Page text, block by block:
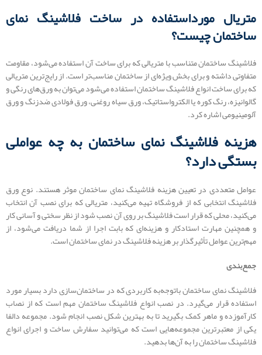
متریال مورداستفاده در ساخت فلاشینگ نمای
ساختمان چیست؟
فلاشینگ ساختمان متناسب با متریالی که برای ساخت آن استفاده می‌شود، مقاومت
متفاوتی داشته و برای بخش ویژه‌ای از ساختمان مناسب‌تر است. از رایج‌ترین متریالی
که برای ساخت انواع فلاشینگ ساختمان استفاده می‌شود می‌توان به ورق‌های رنگی و
گالوانیزه، رنگ کوره یا الکترواستاتیک، ورق سیاه روغنی، ورق فولادی ضدزنگ و ورق
آلومینیومی اشاره کرد.
هزینه فلاشینگ نمای ساختمان به چه عواملی
بستگی دارد؟
عوامل متعددی در تعیین هزینه فلاشینگ نمای ساختمان موثر هستند. نوع ورق
فلاشینگ انتخابی که از فروشگاه تهیه می‌کنید، متریالی که برای نصب آن انتخاب
می‌کنید، محلی که قرار است فلاشینگ بر روی آن نصب شود از نظر سختی و آسانی کار
و همچنین مهارت استادکار و هزینه‌ای که بابت اجرا از شما دریافت می‌شود، از
مهم‌ترین عوامل تأثیرگذار بر هزینه فلاشینگ در نمای ساختمان است.
جمع‌بندی
فلاشینگ نمای ساختمان باتوجه‌به کاربردی که در ساختمان‌سازی دارد بسیار مورد
استفاده قرار می‌گیرد. در نصب انواع فلاشینگ ساختمان مهم است که از نصاب
کارآموزده و ماهر کمک بگیرید تا به بهترین شکل نصب انجام شود. مجموعه دالفا
یکی از معتبرترین مجموعه‌هایی است که می‌توانید سفارش ساخت و اجرای انواع
فلاشینگ ساختمان را به آن‌ها بدهید.